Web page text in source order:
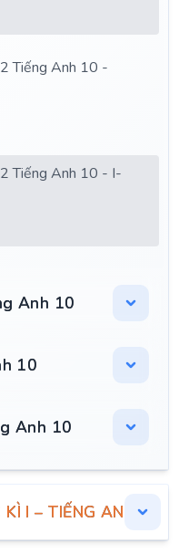
Tiếng Anh 10 -
Tiếng Anh 10 - I-
Anh 10
10
Anh 10
I – TIẾNG ANH 10